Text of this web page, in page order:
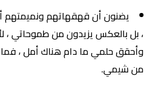
يضنون أن قهقهاتهم
، بل بالعكس يزيدون من طموحاتي ،
وأحقق حلمي ما دام هناك أمل ، فما
من شيمي.